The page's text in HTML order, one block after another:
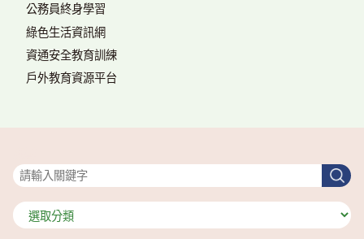
公務員終身學習
綠色生活資訊網
資通安全教育訓練
戶外教育資源平台
搜
尋
分
類